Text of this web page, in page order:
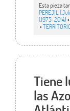
Esta pieza
PEREJIL
(1975-2014)•
•
Tiene
las